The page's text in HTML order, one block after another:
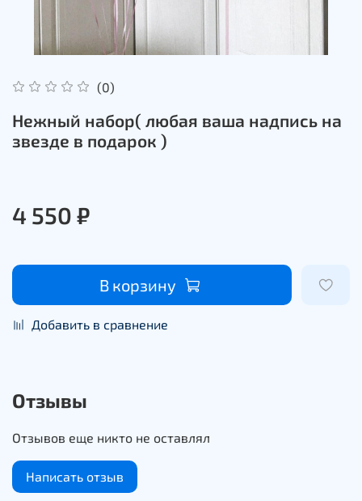
(0)
Нежный набор( любая ваша надпись на
звезде в подарок )
4 550 ₽
В корзину
Добавить в сравнение
Отзывы
Отзывов еще никто не оставлял
Написать отзыв